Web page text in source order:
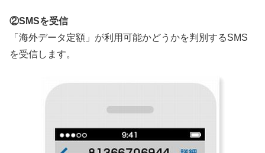
②SMSを受信
「海外データ定額」が利用可能かどうかを判別するSMS
を受信します。